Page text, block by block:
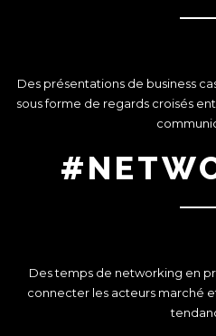
Des présentations de business
sous forme de regards croisés
Des temps de networking en
connecter les acteurs marché